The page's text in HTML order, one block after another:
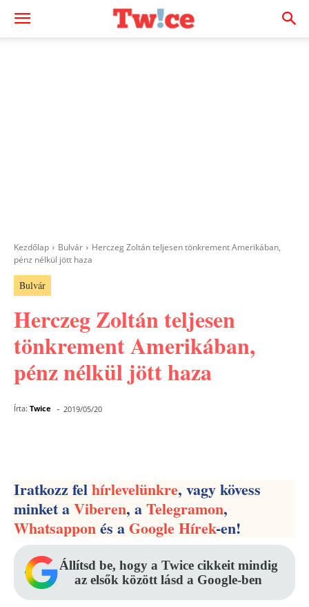
Kezdőlap Bulvár
Herczeg Zoltán teljesen tönkrement Amerikában,
pénz nélkül jött haza
Bulvár
Herczeg Zoltán teljesen
tönkrement Amerikában,
pénz nélkül jött haza
Írta: Twice - 2019/05/20
Iratkozz felhírlevelünkre, vagy kövess
minket aViberen, aTelegramon,
Whatsapponés aGoogle Hírek-en!
Állítsd be, hogy a Twice cikkeit mindig
az elsők között lásd a Google-ben